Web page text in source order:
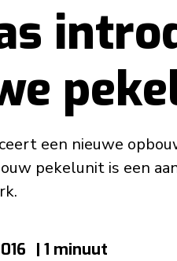
een nieuwe
pekelunit is een
| 1 minuut